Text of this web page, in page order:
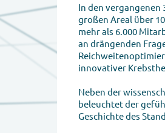
In den vergangenen
großen Areal über
mehr als 6.000
an drängenden
innovativer
Neben der
beleuchtet der
Geschichte des